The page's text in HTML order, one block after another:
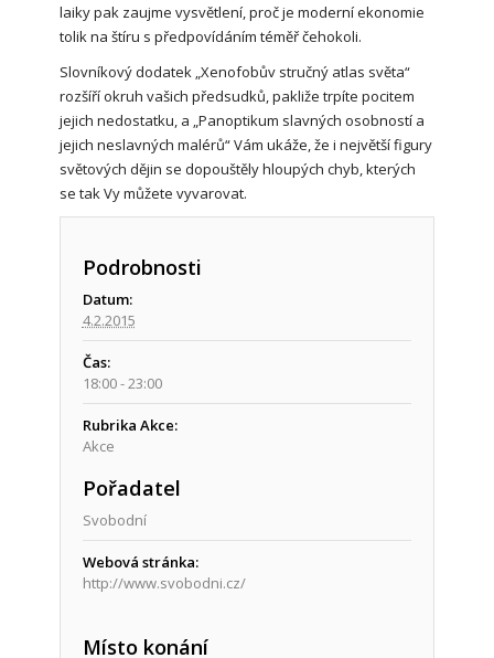
laiky pak zaujme vysvětlení, proč je moderní ekonomie
tolik na štíru s předpovídáním téměř čehokoli.
Slovníkový dodatek „Xenofobův stručný atlas světa“
rozšíří okruh vašich předsudků, pakliže trpíte pocitem
jejich nedostatku, a „Panoptikum slavných osobností a
jejich neslavných malérů“ Vám ukáže, že i největší figury
světových dějin se dopouštěly hloupých chyb, kterých
se tak Vy můžete vyvarovat.
Podrobnosti
Datum:
4.2.2015
Čas:
18:00 - 23:00
Rubrika Akce:
Akce
Pořadatel
Svobodní
Webová stránka:
http://www.svobodni.cz/
Místo konání